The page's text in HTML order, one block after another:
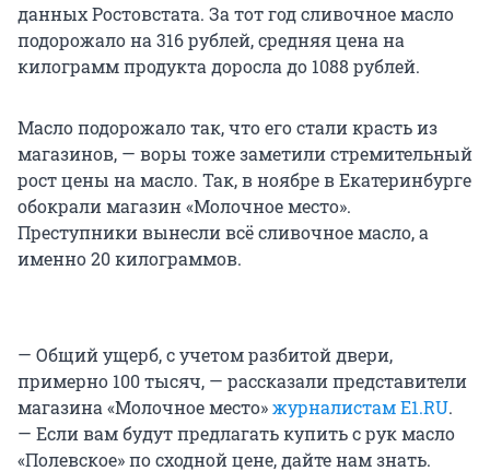
данных Ростовстата. За тот год сливочное масло
подорожало на 316 рублей, средняя цена на
килограмм продукта доросла до 1088 рублей.
Масло подорожало так, что его стали красть из
магазинов, — воры тоже заметили стремительный
рост цены на масло. Так, в ноябре в Екатеринбурге
обокрали магазин «Молочное место».
Преступники вынесли всё сливочное масло, а
именно 20 килограммов.
— Общий ущерб, с учетом разбитой двери,
примерно 100 тысяч, — рассказали представители
магазина «Молочное место»журналистам Е1.RU.
— Если вам будут предлагать купить с рук масло
«Полевское» по сходной цене, дайте нам знать.